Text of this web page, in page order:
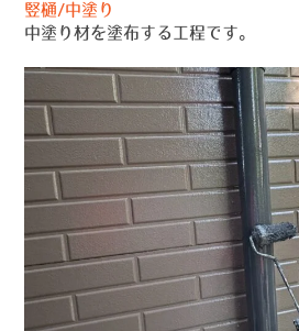
竪樋/中塗り
中塗り材を塗布する工程です。